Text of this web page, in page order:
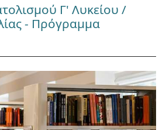
Γ' Λυκείου /
- Πρόγραμμα